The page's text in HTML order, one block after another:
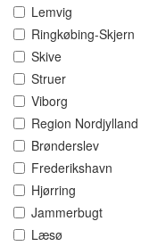
Lemvig
Ringkøbing-Skjern
Skive
Struer
Viborg
Region Nordjylland
Brønderslev
Frederikshavn
Hjørring
Jammerbugt
Læsø